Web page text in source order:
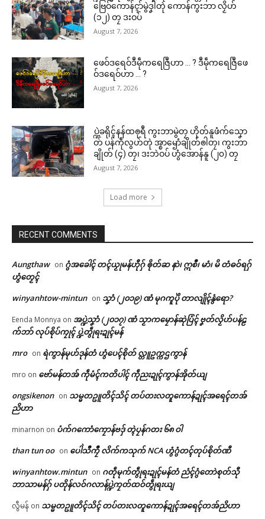
ဌာန်ပရိုၚ်ဗၠးၜးမန်
ပရိုၚ်လက္ကရဴအိုတ်
🏛 လညာတ်ပါ်ပဲါ
ညးဒါန်လိက်
ကေတ်အဆက်
© ဌာန်ပရိုၚ်ဗၠးၜးမန်
Related
ရော …
March 23, 2026
ကၟောန်ပခိုၚ်ပ္တိုန် ဂၠံၚ်တရဴပရေၚ်ဂ
ကူမန်ညိ
May 4, 2026
In "လိက်ပရေၚ်"
ဗြေဝ်ကောန်ၚာ်မွဲဒၞါဲတုဲ ကောန်ကွးဘာ လၟိဟ်
(၁၂) တၠ ဒးဝပ်
August 7, 2026
ဖေဝ်ဒရေဝ်ဒဳမဵုကရေဇြဳဟာ … ? ဒဳမဵုကရေဇြဳဖေ
ဝ်ဒရေဝ်ဟာ … ?
August 7, 2026
ပ္ဍဲခရိုၚ်နန်ထၜုရဳ ကွးဘာမွဲတၠ ဟိုတ်နူဖံက်သၞော
တ် ပန်ကဵုလွဟ်တုဲ အ္စာၝောံချိုတ်ၜါတၠ၊ ကွးဘာ
ချိုတ် (၄) တၠ၊ ဒးဘဲဝပ် ဟွံအောန်နူ (၂၀) တၠ
August 7, 2026
Load more
RECENT COMMENTS
Aungthaw on ဂွံအခေါၚ် တၚ်ယၟုမန်ဟီုဂှ် ၜိုတ်ဆ နာဲ၊ ဣစဳ၊ မာံ၊ မိ တံဓဝ်ရဂှ်
ဟွံတၟေၚ်
winyanhtow-mintun on သၞာံ (၂၀၁၉) ဏံ မုဂကူပိုဲ တာလျိုၚ်နွံရော?
Eenda Monnya on အပ္ဍဲသၞာံ (၂၀၁၇) ဏံ သၟာကမၠောန်ဆုဲပြံၚ် ဗၞတ်လၟိဟ်ပန်ဠ
က်ဘာ် လုပ်စိုပ်ကၠုၚ် ပ္ဍဲတွဵုရးဍုၚ်မန်
mro on ရဲကွာန်မုဟ်ဒုန်တံ ဟွံပေၚ်စိုတ် လ္တူဥက္ကဌကွာန်
mro on ဗော်မန်တအ် ကဵုမံၚ်ကတိပါၚ် ကဵုညးဍုၚ်ကွာန်အိုတ်ယျ
ongsikenon on သမ္မတဥူတိၚ်သိၚ် တပ်တးလတူကောန်ဍုၚ်အရေၚ်တအ်
ညိဟာ
minarnon on ပံက်ဂကောံကၠောန်ဗဒှ် တ္ၚဲပၠန်ဂတး ၆၈ ဝါ
than tun oo on ပေါဲသဳကၠဳ လိက်ကသုက် NCA ဟွံဂွံတၚ်တုပ်စိုတ်ဏီ
winyanhtow.mintun on ဂတဵုမုက်တွဵုရးဍုၚ်မန်တံ ညံၚ်ဂွံတောဲစုတ်သီု
ဘာသာမန်ဂှ် ပတိုန်လဝ်ဂလာန်ပ္ဍဲကၠတ်ထဝ်တွဵုရးယျ
လွီမန် on သမ္မတဥူတိၚ်သိၚ် တပ်တးလတူကောန်ဍုၚ်အရေၚ်တအ်ညိဟာ